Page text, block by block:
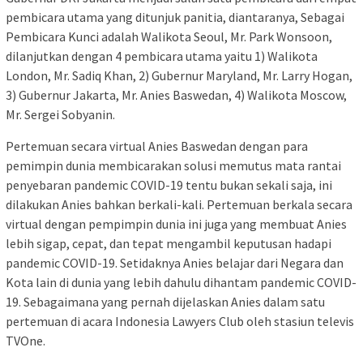
pembicara utama yang ditunjuk panitia, diantaranya, Sebagai
Pembicara Kunci adalah Walikota Seoul, Mr. Park Wonsoon,
dilanjutkan dengan 4 pembicara utama yaitu 1) Walikota
London, Mr. Sadiq Khan, 2) Gubernur Maryland, Mr. Larry Hogan,
3) Gubernur Jakarta, Mr. Anies Baswedan, 4) Walikota Moscow,
Mr. Sergei Sobyanin.
Pertemuan secara virtual Anies Baswedan dengan para
pemimpin dunia membicarakan solusi memutus mata rantai
penyebaran pandemic COVID-19 tentu bukan sekali saja, ini
dilakukan Anies bahkan berkali-kali. Pertemuan berkala secara
virtual dengan pempimpin dunia ini juga yang membuat Anies
lebih sigap, cepat, dan tepat mengambil keputusan hadapi
pandemic COVID-19. Setidaknya Anies belajar dari Negara dan
Kota lain di dunia yang lebih dahulu dihantam pandemic COVID-
19. Sebagaimana yang pernah dijelaskan Anies dalam satu
pertemuan di acara Indonesia Lawyers Club oleh stasiun televis
TVOne.